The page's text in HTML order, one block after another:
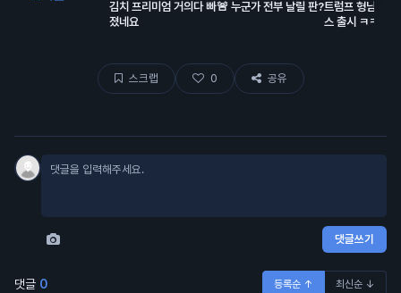
김치 프리미엄 거의다 빠
졌네요
🚨 누군가 전부 날릴 판?트럼프 형님의
스 출시 ㅋㅋㅋ
스크랩 0 공유
댓글쓰기
댓글 0 등록순 ↑ 최신순 ↓